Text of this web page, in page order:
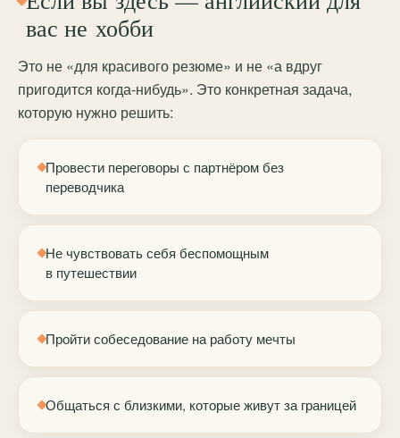
вас не хобби
Это не «для красивого резюме» и не «а вдруг
пригодится когда-нибудь». Это конкретная задача,
которую нужно решить:
Провести переговоры с партнёром без
переводчика
Не чувствовать себя беспомощным
в путешествии
Пройти собеседование на работу мечты
Общаться с близкими, которые живут за границей